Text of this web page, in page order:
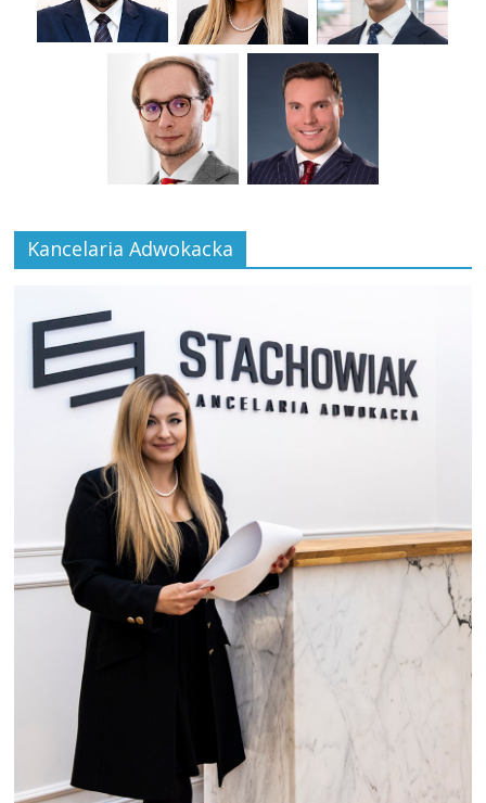
Kancelaria Adwokacka